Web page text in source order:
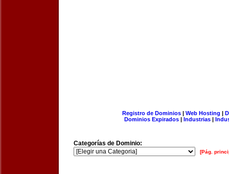
Registro de Dominios| Web Hosting |
Dominios Expirados | Industrias |
Categorías de Dominio:
[Pág.